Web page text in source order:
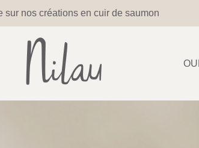
sur nos créations en cuir de saumon